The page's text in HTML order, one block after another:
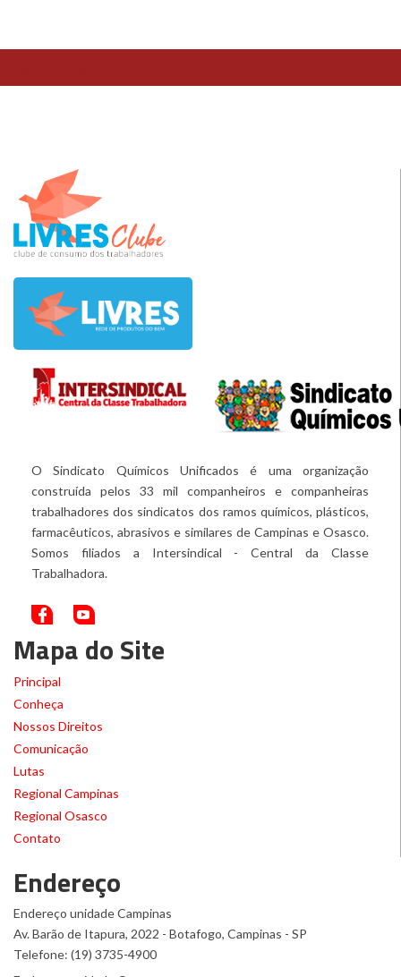
TESTE
O Sindicato Químicos Unificados é uma organização
construída pelos 33 mil companheiros e companheiras
trabalhadores dos sindicatos dos ramos químicos, plásticos,
farmacêuticos, abrasivos e similares de Campinas e Osasco.
Somos filiados a Intersindical - Central da Classe
Trabalhadora.
Mapa do Site
Principal
Conheça
Nossos Direitos
Comunicação
Lutas
Regional Campinas
Regional Osasco
Contato
Endereço
Endereço unidade Campinas
Av. Barão de Itapura, 2022 - Botafogo, Campinas - SP
Telefone: (19) 3735-4900